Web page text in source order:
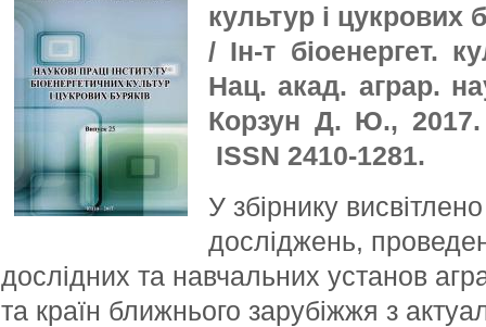
культур і цукрових
/ Ін-т біоенергет.
Нац. акад. аграр.
Корзун Д. Ю.,
ISSN 2410-1281.
У збірнику
досліджень,
дослідних та навчальних установ
та країн ближнього зарубіжжя з